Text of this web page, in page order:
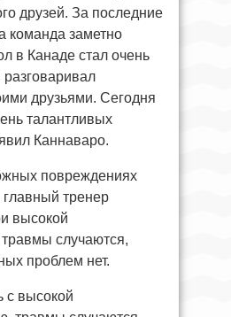
друзей. За последние
команда заметно
в Канаде стал очень
друзьями. Сегодня
талантливых
Каннаваро.
повреждениях
тренер
высокой
случаются,
проблем нет.
с высокой